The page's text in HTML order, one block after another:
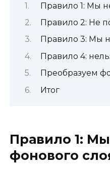
Правило 1: Мы
Правило 2: Не
Правило 3: Мы
Правило 4:
Преобразуем
Итог
Правило 1:
фонового